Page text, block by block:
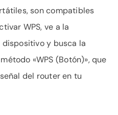
son compatibles
WPS, ve a la
y busca la
«WPS (Botón)», que
del router en tu